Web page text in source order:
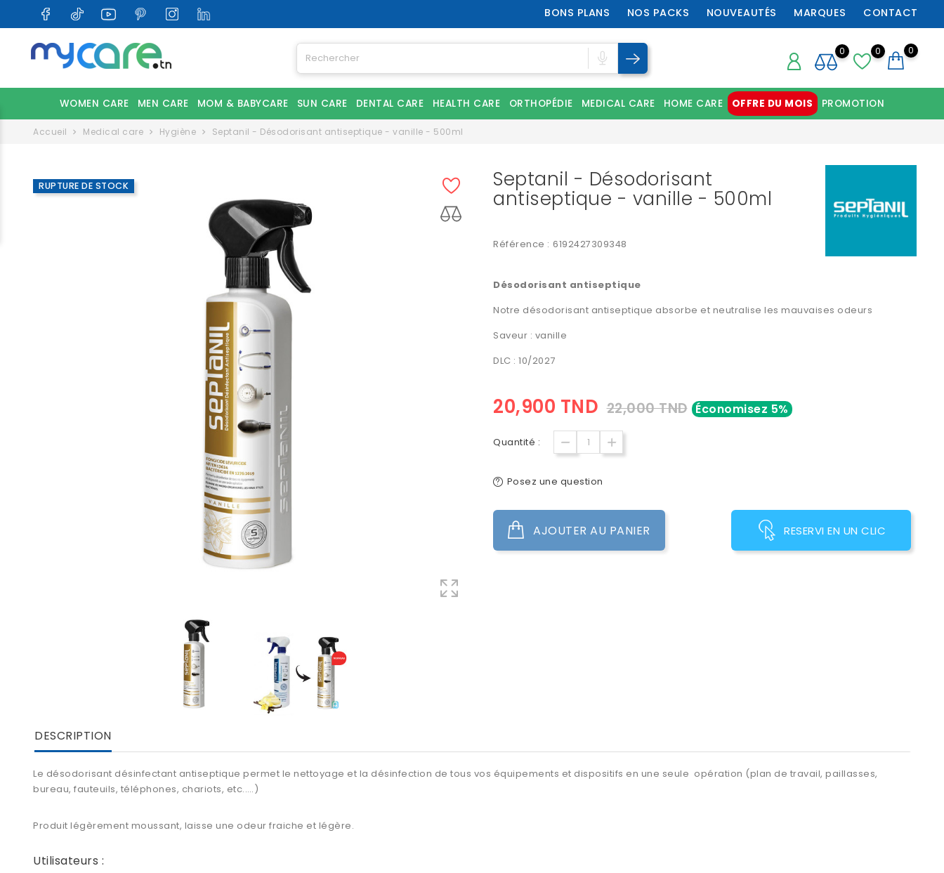
BONS PLANS NOS PACKS NOUVEAUTÉS MARQUES CONTACT
0 0
0
WOMEN CARE MEN CARE MOM & BABYCARE SUN CARE DENTAL CARE HEALTH CARE ORTHOPÉDIE MEDICAL CARE HOME CARE OFFRE DU MOIS PROMOTION
Accueil Medical care Hygiène Septanil - Désodorisant antiseptique - vanille - 500ml
RUPTURE DE STOCK Septanil - Désodorisant
antiseptique - vanille - 500ml
Référence : 6192427309348
Désodorisant antiseptique
Notre désodorisant antiseptique absorbe et neutralise les mauvaises odeurs
Saveur : vanille
DLC : 10/2027
20,900 TND 22,000 TND Économisez 5%
Quantité :
Posez une question
AJOUTER AU PANIER RESERVI EN UN CLIC
DESCRIPTION
Le désodorisant désinfectant antiseptique permet le nettoyage et la désinfection de tous vos équipements et dispositifs en une seule opération (plan de travail, paillasses,
bureau, fauteuils, téléphones, chariots, etc.….)
Produit légèrement moussant, laisse une odeur fraiche et légère.
Utilisateurs :